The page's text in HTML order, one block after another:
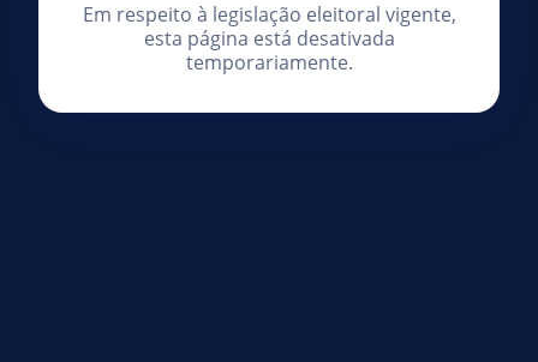
Em respeito à legislação eleitoral vigente,
esta página está desativada
temporariamente.